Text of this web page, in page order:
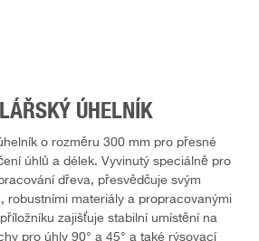
ÚHELNÍK
o rozměru 300 mm pro přesné
úhlů a délek. Vyvinutý speciálně pro
dřeva, přesvědčuje svým
robustními materiály a propracovanými
zajišťuje stabilní umístění na
pro úhly 90° a 45° a také rýsovací